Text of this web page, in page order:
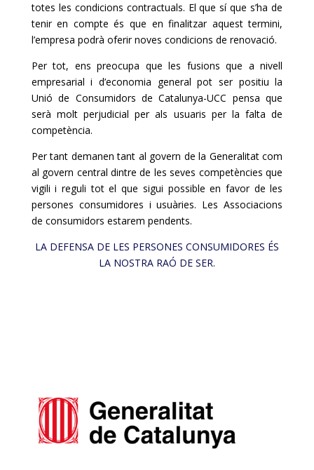
totes les condicions contractuals. El que sí que s’ha de
tenir en compte és que en finalitzar aquest termini,
l’empresa podrà oferir noves condicions de renovació.
Per tot, ens preocupa que les fusions que a nivell
empresarial i d’economia general pot ser positiu la
Unió de Consumidors de Catalunya-UCC pensa que
serà molt perjudicial per als usuaris per la falta de
competència.
Per tant demanen tant al govern de la Generalitat com
al govern central dintre de les seves competències que
vigili i reguli tot el que sigui possible en favor de les
persones consumidores i usuàries. Les Associacions
de consumidors estarem pendents.
LA DEFENSA DE LES PERSONES CONSUMIDORES ÉS
LA NOSTRA RAÓ DE SER.